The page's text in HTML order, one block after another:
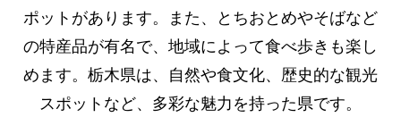
ポットがあります。また、とちおとめやそばなど
の特産品が有名で、地域によって食べ歩きも楽し
めます。栃木県は、自然や食文化、歴史的な観光
スポットなど、多彩な魅力を持った県です。